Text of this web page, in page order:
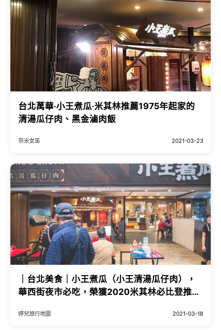
台北萬華‧小王煮瓜‧米其林推薦1975年起家的
清湯瓜仔肉、黑金滷肉飯
奈米女巫 2021-03-23
｜台北美食｜小王煮瓜（小王清湯瓜仔肉），
華西街夜市必吃，榮獲2020米其林必比登推薦
婷兒旅行地圖 2021-03-18